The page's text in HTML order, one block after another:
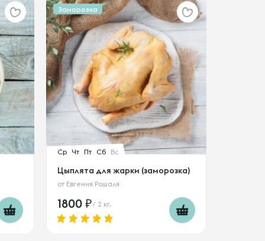
Заморозка
Ср Чт Пт Сб Вс
Цыплята для жарки (заморозка)
от Евгения Рошаля
1800 / 2 кг.